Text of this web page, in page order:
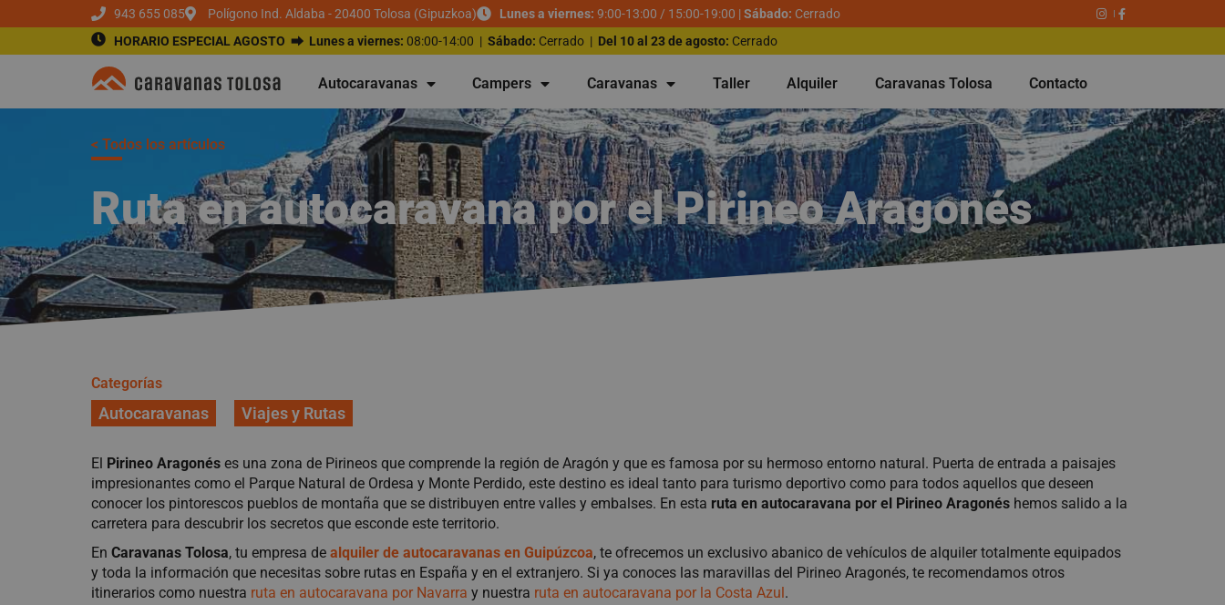
943 655 085 Polígono Ind. Aldaba - 20400 Tolosa (Gipuzkoa) Lunes a viernes: 9:00-13:00 / 15:00-19:00 |Sábado: Cerrado
HORARIO ESPECIAL AGOSTO ⮕ Lunes a viernes: 08:00-14:00 | Sábado: Cerrado | Del 10 al 23 de agosto: Cerrado
Autocaravanas Campers Caravanas Taller Alquiler Caravanas Tolosa Contacto
< Todos los artículos
Ruta en autocaravana por el Pirineo Aragonés
Categorías
Autocaravanas Viajes y Rutas
El Pirineo Aragonés es una zona de Pirineos que comprende la región de Aragón y que es famosa por su hermoso entorno natural. Puerta de entrada a paisajes
impresionantes como el Parque Natural de Ordesa y Monte Perdido, este destino es ideal tanto para turismo deportivo como para todos aquellos que deseen
conocer los pintorescos pueblos de montaña que se distribuyen entre valles y embalses. En esta ruta en autocaravana por el Pirineo Aragonés hemos salido a la
carretera para descubrir los secretos que esconde este territorio.
En Caravanas Tolosa, tu empresa de alquiler de autocaravanas en Guipúzcoa, te ofrecemos un exclusivo abanico de vehículos de alquiler totalmente equipados
y toda la información que necesitas sobre rutas en España y en el extranjero. Si ya conoces las maravillas del Pirineo Aragonés, te recomendamos otros
itinerarios como nuestra ruta en autocaravana por Navarra y nuestra ruta en autocaravana por la Costa Azul.